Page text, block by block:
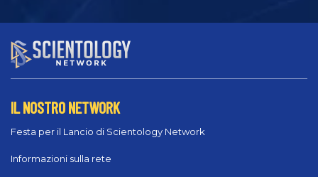
IL NOSTRO NETWORK
Festa per il Lancio di Scientology Network
Informazioni sulla rete